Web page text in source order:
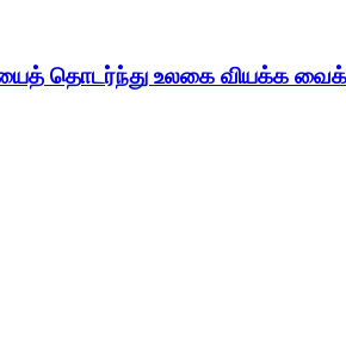
தொடர்ந்து உலகை வியக்க